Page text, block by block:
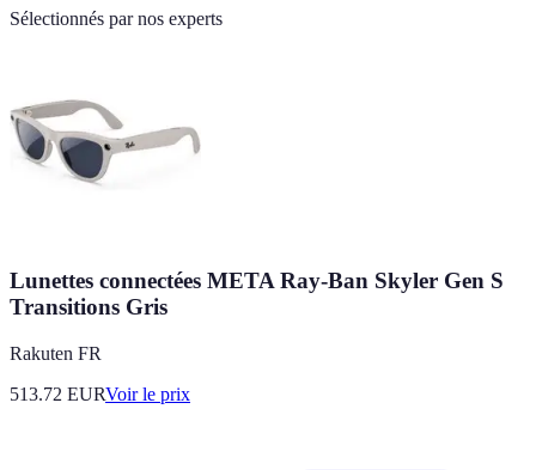
Sélectionnés par nos experts
Lunettes connectées META Ray-Ban Skyler Gen S
Transitions Gris
Rakuten FR
513.72 EURVoir le prix